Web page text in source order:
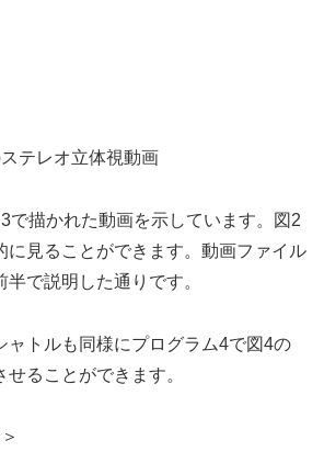
テレオ立体視動画
描かれた動画を示しています。図2
に見ることができます。動画ファイル
で説明した通りです。
トルも同様にプログラム4で図4の
ることができます。